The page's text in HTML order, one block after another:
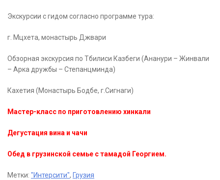
Экскурсии с гидом согласно программе тура:
г. Мцхета, монастырь Джвари
Обзорная экскурсия по Тбилиси Казбеги (Ананури – Жинвали
– Арка дружбы – Степанцминда)
Кахетия (Монастырь Бодбе, г.Сигнаги)
Мастер-класс по приготовлению хинкали
Дегустация вина и чачи
Обед в грузинской семье с тамадой Георгием.
Метки: "Интерсити", Грузия